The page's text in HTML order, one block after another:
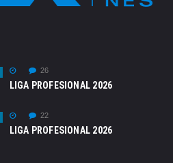
26
LIGA PROFESIONAL 2026
22
LIGA PROFESIONAL 2026